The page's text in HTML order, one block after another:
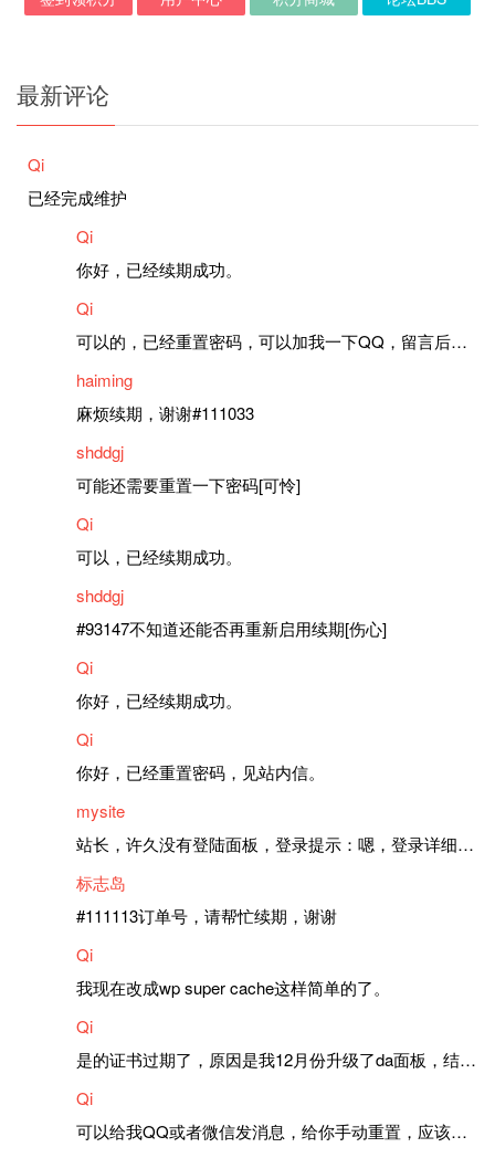
最新评论
Qi
已经完成维护
Qi
你好，已经续期成功。
Qi
可以的，已经重置密码，可以加我一下QQ，留言后我就发密码给你。
haiming
麻烦续期，谢谢#111033
shddgj
可能还需要重置一下密码[可怜]
Qi
可以，已经续期成功。
shddgj
#93147不知道还能否再重新启用续期[伤心]
Qi
你好，已经续期成功。
Qi
你好，已经重置密码，见站内信。
mysite
站长，许久没有登陆面板，登录提示：嗯，登录详细信息似乎不正确。请重试。 网站还可以正常使用。如果是密码问题请帮忙重置一下密码。谢谢。订单号：97790，账号：aa20210950。 站长，提交了工单，你回复续期成功，不过我的问题是面部登陆信息有问题，一直是初始密码，现在无法登陆，有时间麻烦排查一下。
标志岛
#111113订单号，请帮忙续期，谢谢
Qi
我现在改成wp super cache这样简单的了。
Qi
是的证书过期了，原因是我12月份升级了da面板，结果后台证书就不更新了，目前还在排查问题。切换PHP版本现在没有了，因为DA新版不支持。
Qi
可以给我QQ或者微信发消息，给你手动重置，应该是服务器插件有问题了，这个wp的主题太老了，导致现在好多的问题，网站的签到功能也是因为这个原因导致的。